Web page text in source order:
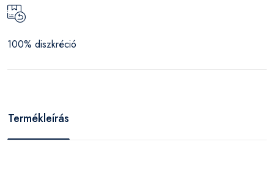
100% diszkréció
Termékleírás